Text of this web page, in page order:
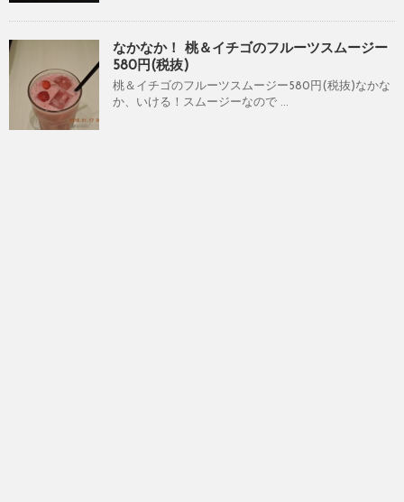
なかなか！ 桃＆イチゴのフルーツスムージー
580円(税抜)
桃＆イチゴのフルーツスムージー580円(税抜)なかな
か、いける！スムージーなので ...